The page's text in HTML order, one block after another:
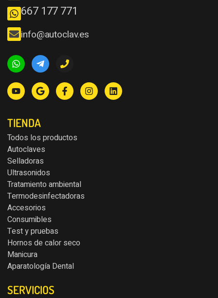
667 177 771
info@autoclav.es
TIENDA
Todos los productos
Autoclaves
Selladoras
Ultrasonidos
Tratamiento ambiental
Termodesinfectadoras
Accesorios
Consumibles
Test y pruebas
Hornos de calor seco
Manicura
Aparatología Dental
SERVICIOS